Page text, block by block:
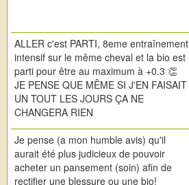
ALLER c'est PARTI, 8eme entraînement
intensif sur le même cheval et la bio est
parti pour être au maximum à +0.3 👏
JE PENSE QUE MÊME SI J'EN FAISAIT
UN TOUT LES JOURS ÇA NE
CHANGERA RIEN
Je pense (a mon humble avis) qu'il
aurait été plus judicieux de pouvoir
acheter un pansement (soin) afin de
rectifier une blessure ou une bio!